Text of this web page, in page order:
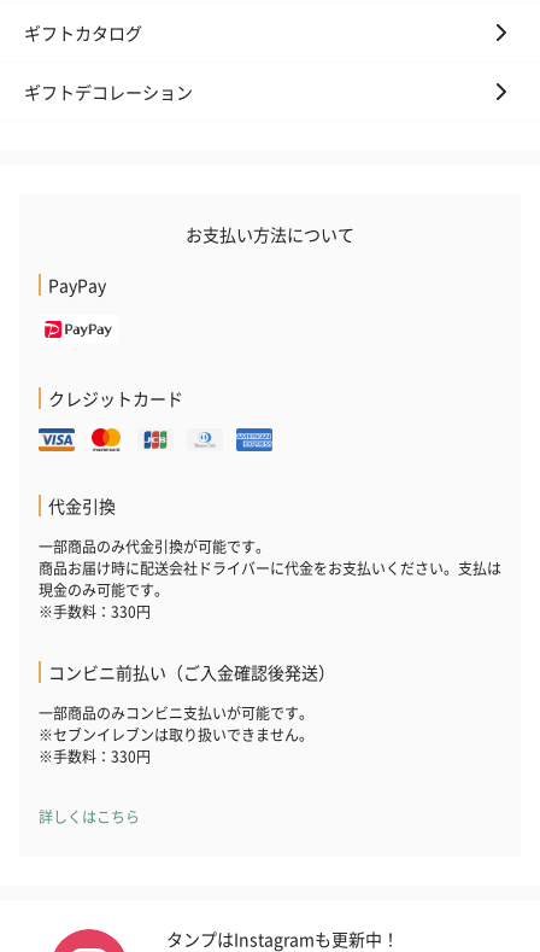
ギフトカタログ
ギフトデコレーション
お支払い方法について
PayPay
クレジットカード
代金引換
一部商品のみ代金引換が可能です。
商品お届け時に配送会社ドライバーに代金をお支払いください。支払は
現金のみ可能です。
※手数料：330円
コンビニ前払い（ご入金確認後発送）
一部商品のみコンビニ支払いが可能です。
※セブンイレブンは取り扱いできません。
※手数料：330円
詳しくはこちら
タンプはInstagramも更新中！